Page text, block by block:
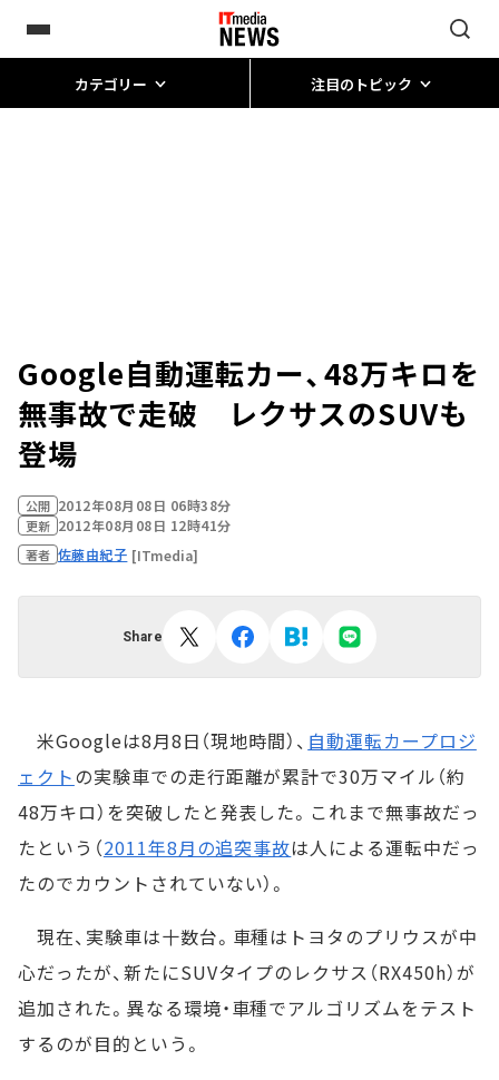
カテゴリー 注目のトピック
Google自動運転カー、48万キロを
無事故で走破 レクサスのSUVも
登場
公開 2012年08月08日 06時38分
更新 2012年08月08日 12時41分
著者 佐藤由紀子 [ITmedia]
Share
米Googleは8月8日（現地時間）、 自動運転カープロジ
ェクトの実験車での走行距離が累計で30万マイル（約
48万キロ）を突破したと発表した。これまで無事故だっ
たという（2011年8月の追突事故は人による運転中だっ
たのでカウントされていない）。
現在、実験車は十数台。車種はトヨタのプリウスが中
心だったが、新たにSUVタイプのレクサス（RX450h）が
追加された。異なる環境・車種でアルゴリズムをテスト
するのが目的という。